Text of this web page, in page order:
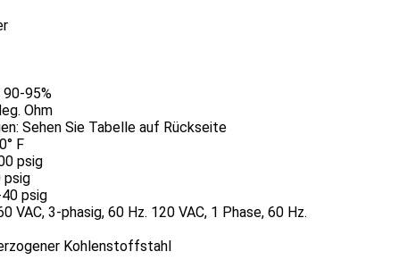
90-95%
Ohm
Sehen Sie Tabelle auf Rückseite
F
psig
psig
psig
VAC, 3-phasig, 60 Hz. 120 VAC, 1 Phase, 60 Hz.
Kohlenstoffstahl